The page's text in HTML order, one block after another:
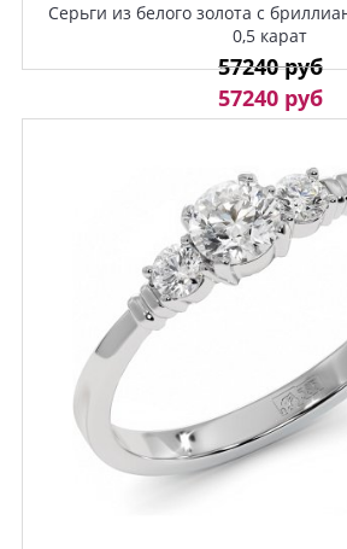
Серьги из белого золота с
0,5 карат
57240 руб
57240 руб